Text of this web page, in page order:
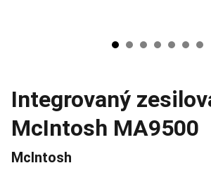
Integrovaný
McIntosh MA9500
McIntosh